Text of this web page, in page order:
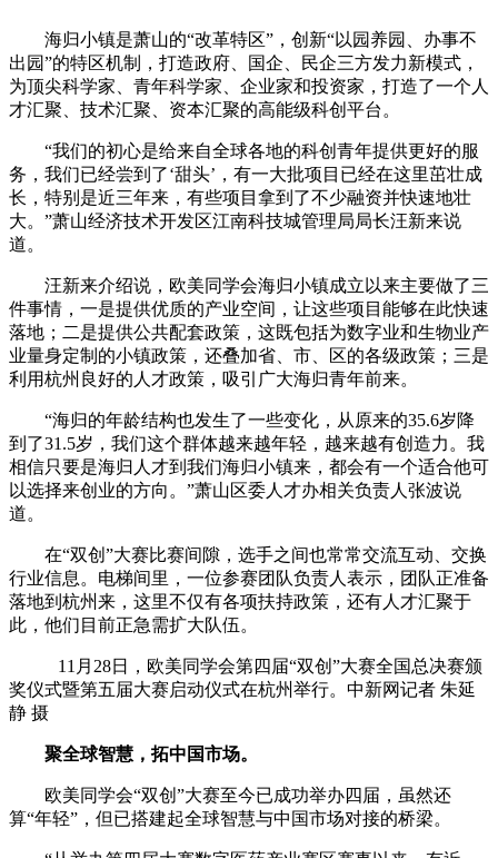
海归小镇是萧山的“改革特区”，创新“以园养园、办事不
出园”的特区机制，打造政府、国企、民企三方发力新模式，
为顶尖科学家、青年科学家、企业家和投资家，打造了一个人
才汇聚、技术汇聚、资本汇聚的高能级科创平台。
“我们的初心是给来自全球各地的科创青年提供更好的服
务，我们已经尝到了‘甜头’，有一大批项目已经在这里茁壮成
长，特别是近三年来，有些项目拿到了不少融资并快速地壮
大。”萧山经济技术开发区江南科技城管理局局长汪新来说
道。
汪新来介绍说，欧美同学会海归小镇成立以来主要做了三
件事情，一是提供优质的产业空间，让这些项目能够在此快速
落地；二是提供公共配套政策，这既包括为数字业和生物业产
业量身定制的小镇政策，还叠加省、市、区的各级政策；三是
利用杭州良好的人才政策，吸引广大海归青年前来。
“海归的年龄结构也发生了一些变化，从原来的35.6岁降
到了31.5岁，我们这个群体越来越年轻，越来越有创造力。我
相信只要是海归人才到我们海归小镇来，都会有一个适合他可
以选择来创业的方向。”萧山区委人才办相关负责人张波说
道。
在“双创”大赛比赛间隙，选手之间也常常交流互动、交换
行业信息。电梯间里，一位参赛团队负责人表示，团队正准备
落地到杭州来，这里不仅有各项扶持政策，还有人才汇聚于
此，他们目前正急需扩大队伍。
11月28日，欧美同学会第四届“双创”大赛全国总决赛颁
奖仪式暨第五届大赛启动仪式在杭州举行。中新网记者 朱延
静 摄
聚全球智慧，拓中国市场。
欧美同学会“双创”大赛至今已成功举办四届，虽然还
算“年轻”，但已搭建起全球智慧与中国市场对接的桥梁。